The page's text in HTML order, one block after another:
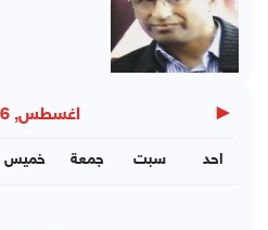
◀ اغسطس, 2026
خميس جمعة سبت احد